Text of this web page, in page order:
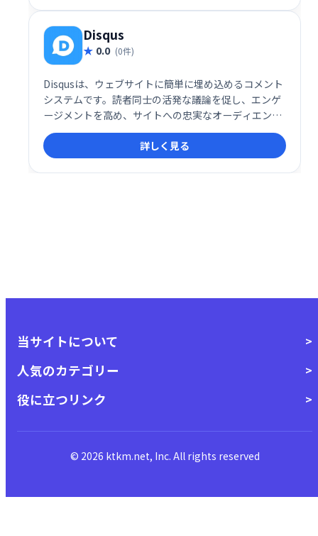
Disqus
0.0 (0件)
Disqusは、ウェブサイトに簡単に埋め込めるコメント
システムです。読者同士の活発な議論を促し、エンゲ
ージメントを高め、サイトへの忠実なオーディエンス
構築を支援します。 多くのウェブサイトで利用されて
おり、Webサイトの活性化に役立ちます。
詳しく見る
当サイトについて
人気のカテゴリー
役に立つリンク
© 2026 ktkm.net, Inc. All rights reserved